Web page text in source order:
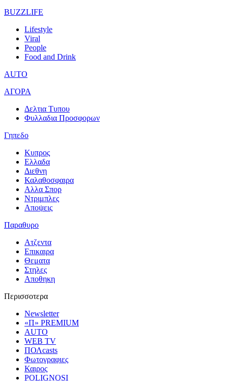
BUZZLIFE
Lifestyle
Viral
People
Food and Drink
AUTO
ΑΓΟΡΑ
Δελτια Τυπου
Φυλλαδια Προσφορων
Γηπεδο
Κυπρος
Ελλαδα
Διεθνη
Καλαθοσφαιρα
Αλλα Σπορ
Ντριμπλες
Αποψεις
Παραθυρο
Ατζεντα
Επικαιρα
Θεματα
Στηλες
Αποθηκη
Περισσοτερα
Newsletter
«Π» PREMIUM
AUTO
WEB TV
ΠΟΛcasts
Φωτογραφιες
Καιρος
POLIGNOSI